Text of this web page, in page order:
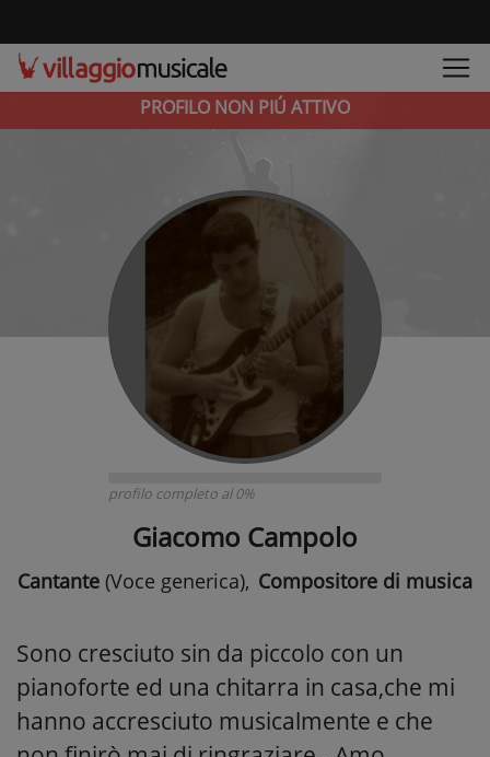
PROFILO NON PIÚ ATTIVO
profilo completo al 0%
Giacomo Campolo
Cantante (Voce generica), Compositore di musica
Sono cresciuto sin da piccolo con un
pianoforte ed una chitarra in casa,che mi
hanno accresciuto musicalmente e che